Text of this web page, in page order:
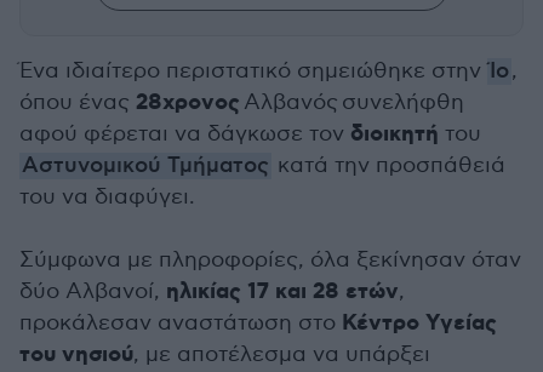
Ένα ιδιαίτερο περιστατικό σημειώθηκε στηνΊο,
όπου ένας 28χρονος Αλβανός συνελήφθη
αφού φέρεται να δάγκωσε τον διοικητή του
Αστυνομικού Τμήματος κατά την προσπάθειά
του να διαφύγει.
Σύμφωνα με πληροφορίες, όλα ξεκίνησαν όταν
δύο Αλβανοί, ηλικίας 17 και 28 ετών,
προκάλεσαν αναστάτωση στο Κέντρο Υγείας
του νησιού, με αποτέλεσμα να υπάρξει